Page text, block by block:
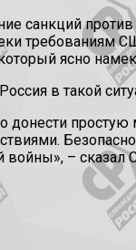
санкций против
требованиям
ясно
в такой
донести
войны», – сказал